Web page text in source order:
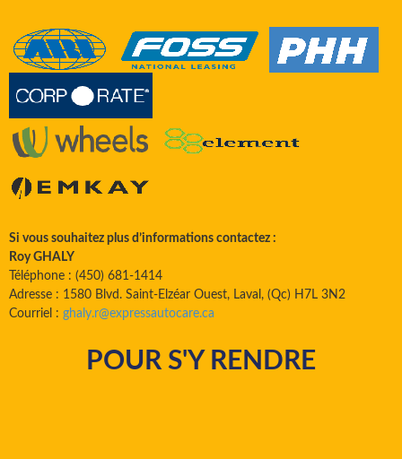
Si vous souhaitez plus d’informations contactez :
Roy GHALY
Téléphone : (450) 681-1414
Adresse : 1580 Blvd. Saint-Elzéar Ouest, Laval, (Qc) H7L 3N2
Courriel : ghaly.r@expressautocare.ca
POUR S'Y RENDRE